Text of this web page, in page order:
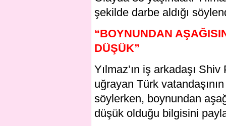
şekilde darbe aldığı
“BOYNUNDAN
DÜŞÜK”
Yılmaz’ın iş arkadaşı
uğrayan Türk
söylerken, boynundan
düşük olduğu bilgisini